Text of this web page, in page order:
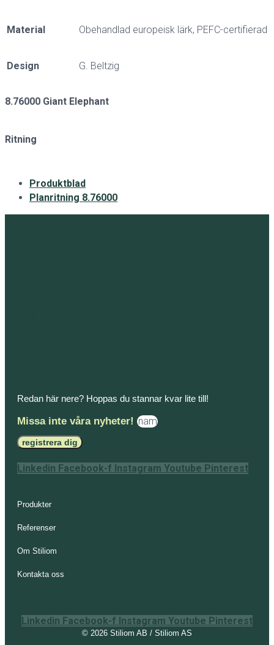
Material Obehandlad europeisk lärk, PEFC-certifierad
Design G. Beltzig
8.76000 Giant Elephant
Ritning
Produktblad
Planritning 8.76000
Redan här nere? Hoppas du stannar kvar lite till!
Missa inte våra nyheter!
registrera dig
Linkedin Facebook-f Instagram Youtube Pinterest
Produkter
Referenser
Om Stiliom
Kontakta oss
Linkedin Facebook-f Instagram Youtube Pinterest
© 2026 Stiliom AB / Stiliom AS